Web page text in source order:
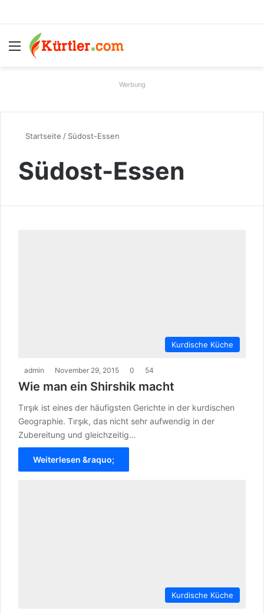
Menü
Werbung
Startseite / Südost-Essen
Südost-Essen
Kurdische Küche
admin November 29, 2015 0 54
Wie man ein Shirshik macht
Tırşık ist eines der häufigsten Gerichte in der kurdischen
Geographie. Tırşık, das nicht sehr aufwendig in der
Zubereitung und gleichzeitig…
Weiterlesen &raquo;
Kurdische Küche